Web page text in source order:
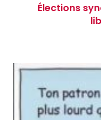
Élections